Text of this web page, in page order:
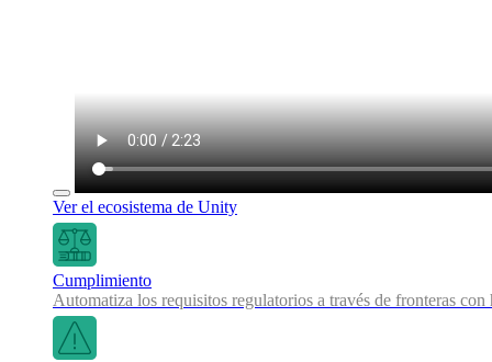
Ver el ecosistema de Unity
Cumplimiento
Automatiza los requisitos regulatorios a través de fronteras